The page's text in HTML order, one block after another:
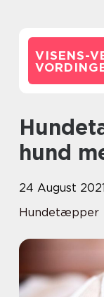
VISENS-
Hundetæpper: Forkæl din
hund
24 August 2021
Hundetæpper